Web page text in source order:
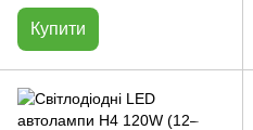
Купити